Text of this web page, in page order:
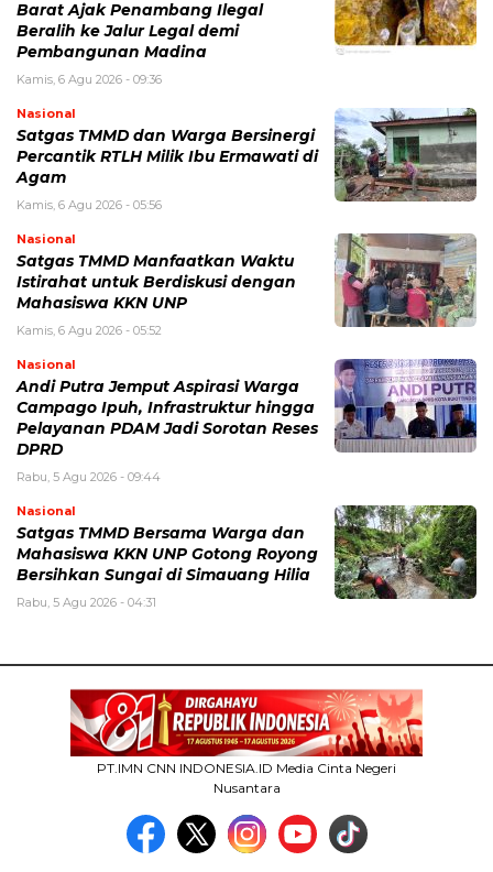
Barat Ajak Penambang Ilegal
Beralih ke Jalur Legal demi
Pembangunan Madina
Kamis, 6 Agu 2026 - 09:36
Nasional
Satgas TMMD dan Warga Bersinergi
Percantik RTLH Milik Ibu Ermawati di
Agam
Kamis, 6 Agu 2026 - 05:56
Nasional
Satgas TMMD Manfaatkan Waktu
Istirahat untuk Berdiskusi dengan
Mahasiswa KKN UNP
Kamis, 6 Agu 2026 - 05:52
Nasional
Andi Putra Jemput Aspirasi Warga
Campago Ipuh, Infrastruktur hingga
Pelayanan PDAM Jadi Sorotan Reses
DPRD
Rabu, 5 Agu 2026 - 09:44
Nasional
Satgas TMMD Bersama Warga dan
Mahasiswa KKN UNP Gotong Royong
Bersihkan Sungai di Simauang Hilia
Rabu, 5 Agu 2026 - 04:31
PT.IMN CNN INDONESIA.ID Media Cinta Negeri
Nusantara